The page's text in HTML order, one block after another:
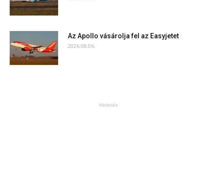
Az Apollo vásárolja fel az Easyjetet
2026.08.06.
Hirdetés